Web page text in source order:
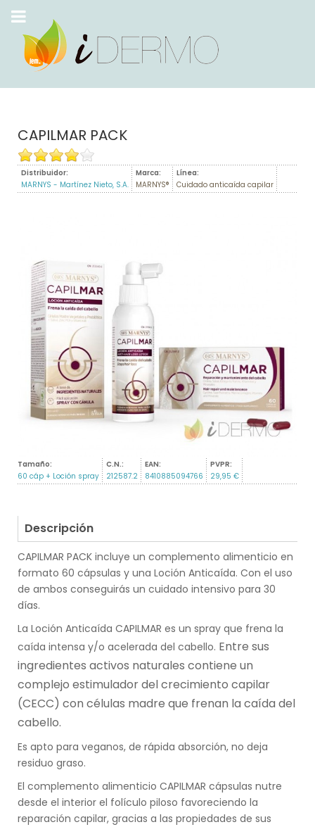
CAPILMAR PACK
Distribuidor:
MARNYS - Martínez Nieto, S.A.
Marca:
MARNYS®
Línea:
Cuidado anticaída capilar
Tamaño:
60 cáp + Loción spray
C.N.:
212587.2
EAN:
8410885094766
PVPR:
29,95 €
Descripción
CAPILMAR PACK incluye un complemento alimenticio en
formato 60 cápsulas y una Loción Anticaída. Con el uso
de ambos conseguirás un cuidado intensivo para 30
días.
La Loción Anticaída CAPILMAR es un spray que frena la
caída intensa y/o acelerada del cabello. Entre sus
ingredientes activos naturales contiene un
complejo estimulador del crecimiento capilar
(CECC) con células madre que frenan la caída del
cabello.
Es apto para veganos, de rápida absorción, no deja
residuo graso.
El complemento alimenticio CAPILMAR cápsulas nutre
desde el interior el folículo piloso favoreciendo la
reparación capilar, gracias a las propiedades de sus